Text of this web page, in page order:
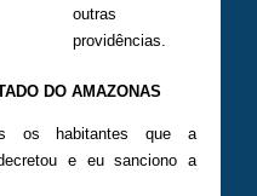
outras
providências.
DO AMAZONAS
os habitantes que a
e eu sanciono a